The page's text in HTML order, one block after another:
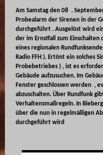
Am Samstag den 08 .
Probealarm der Sirenen in der
durchgeführt . Ausgelöst wird
der im Ernstfall zum
eines regionalen
Radio FFH ). Ertönt ein solches
Probebetriebes ) , ist es
Gebäude aufzusuchen. Im
Fenster geschlossen werden ,
abzuschalten. Über Rundfunk
Verhaltensmaßregeln. In
über die nun in regelmäßigen
durchgeführt wird